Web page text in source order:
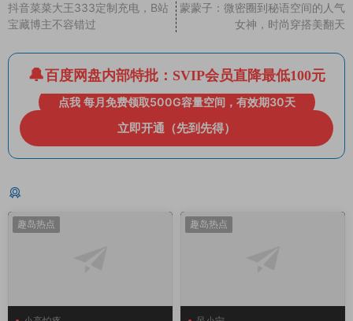
抖音菜菜大王333定制充电，B站
宝藏博主不容错过
蒙蒙子：微密圈到秘语空间的人气
女神，时尚穿搭美翻天
百度网盘内部特批：SVIP会员直降最低100元
点我 每月免费领取500G容量空间，有效期30天
立即开通（先到先得）
趣岛热点 趣岛热点